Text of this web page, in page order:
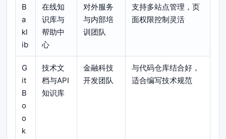
B
a
kl
ib
在线知
识库与
帮助中
心
对外服务
与内部培
训团队
支持多站点管理，页
面权限控制灵活
G
it
B
o
o
k
技术文
档与API
知识库
金融科技
开发团队
与代码仓库结合好，
适合编写技术规范